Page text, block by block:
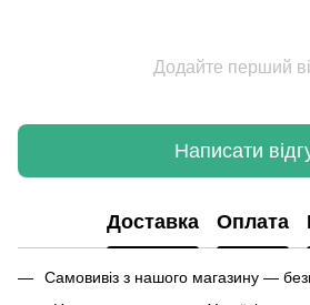
Додайте перший
Написати
Доставка Оплата
Самовивіз з нашого магазину —